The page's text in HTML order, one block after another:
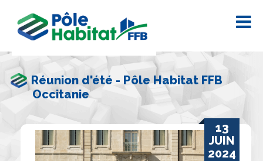
Réunion d'été - Pôle Habitat FFB
Occitanie
13
JUIN
2024